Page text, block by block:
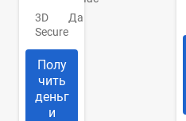
3D
Secure
Да
Полу
чить
деньг
и